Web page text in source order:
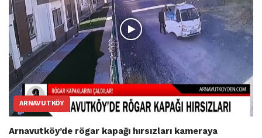
ARNAVUTKÖY
Arnavutköy’de rögar kapağı hırsızları kameraya